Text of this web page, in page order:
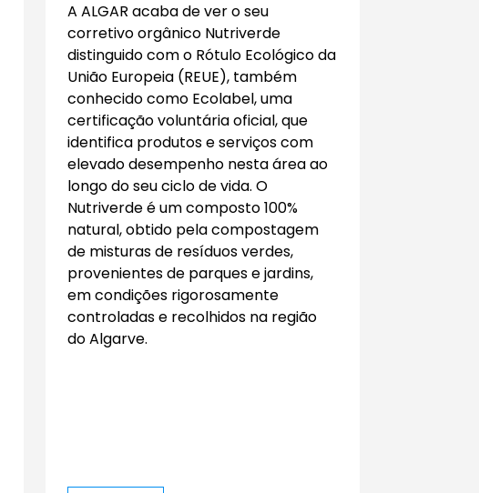
A ALGAR acaba de ver o seu
corretivo orgânico Nutriverde
distinguido com o Rótulo Ecológico da
União Europeia (REUE), também
conhecido como Ecolabel, uma
certificação voluntária oficial, que
identifica produtos e serviços com
elevado desempenho nesta área ao
longo do seu ciclo de vida. O
Nutriverde é um composto 100%
natural, obtido pela compostagem
de misturas de resíduos verdes,
provenientes de parques e jardins,
em condições rigorosamente
controladas e recolhidos na região
do Algarve.